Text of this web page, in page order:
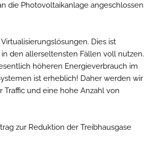
die Photovoltaikanlage angeschlossen
Dies ist
den allerseltensten Fällen voll nutzen.
höheren Energieverbrauch im
ist erheblich! Daher werden wir
und eine hohe Anzahl von
zur Reduktion der Treibhausgase